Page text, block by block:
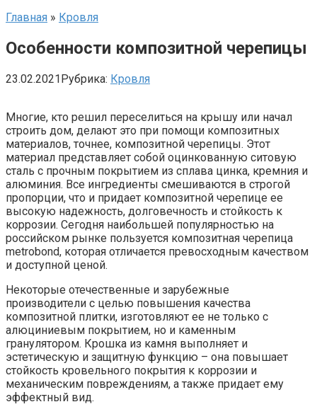
Главная » Кровля
Особенности композитной черепицы
23.02.2021Рубрика: Кровля
Многие, кто решил переселиться на крышу или начал
строить дом, делают это при помощи композитных
материалов, точнее, композитной черепицы. Этот
материал представляет собой оцинкованную ситовую
сталь с прочным покрытием из сплава цинка, кремния и
алюминия. Все ингредиенты смешиваются в строгой
пропорции, что и придает композитной черепице ее
высокую надежность, долговечность и стойкость к
коррозии. Сегодня наибольшей популярностью на
российском рынке пользуется композитная черепица
metrobond, которая отличается превосходным качеством
и доступной ценой.
Некоторые отечественные и зарубежные
производители с целью повышения качества
композитной плитки, изготовляют ее не только с
алюциниевым покрытием, но и каменным
гранулятором. Крошка из камня выполняет и
эстетическую и защитную функцию – она повышает
стойкость кровельного покрытия к коррозии и
механическим повреждениям, а также придает ему
эффектный вид.